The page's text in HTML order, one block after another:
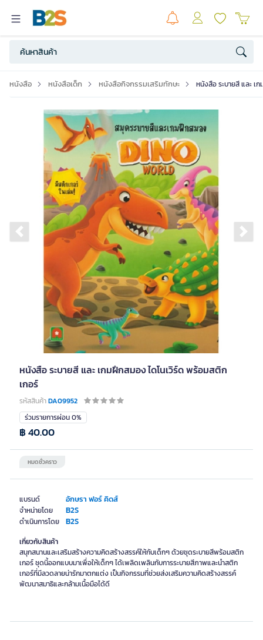
หนังสือ หนังสือเด็ก หนังสือกิจกรรมเสริมทักษะ หนังสือ ระบายสี และ เ
Previous slide
หนังสือ ระบายสี และ เกมฝึกสมอง ไดโนเวิร์ด พร้อมสติก
เกอร์
รหัสสินค้าDA09952
แบรนด์ อักษรา ฟอร์ คิดส์
จำหน่ายโดย B2S
ดำเนินการโดย B2S
ร่วมรายการผ่อน 0%
หมดชั่วคราว
฿ 40.00
เกี่ยวกับสินค้า
สนุกสนานและเสริมสร้างความคิดสร้างสรรค์ให้กับเด็กๆ ด้วยชุดระบายสีพร้อมสติก
เกอร์ ชุดนี้ออกแบบมาเพื่อให้เด็กๆ ได้เพลิดเพลินกับการระบายสีภาพและนำสติก
เกอร์ที่มีลวดลายน่ารักมาตกแต่ง เป็นกิจกรรมที่ช่วยส่งเสริมความคิดสร้างสรรค์
พัฒนาสมาธิและกล้ามเนื้อมือได้ดี